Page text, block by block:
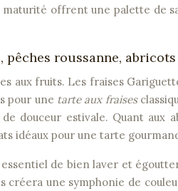
offrent une palette de
pêches roussanne,
aux fruits. Les fraises
pour une tarte aux fraises
douceur estivale. Quant
idéaux pour une tarte
de bien laver et
une symphonie de